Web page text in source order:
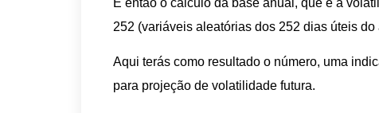
252 (variáveis aleatórias dos 252 dias úteis
Aqui terás como resultado o número, uma
para projeção de volatilidade futura.